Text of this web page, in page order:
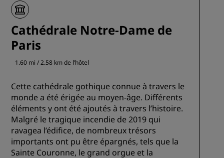
Cathédrale Notre-Dame de
Paris
1.60 mi / 2.58 km de l’hôtel
Cette cathédrale gothique connue à travers le
monde a été érigée au moyen-âge. Différents
éléments y ont été ajoutés à travers l’histoire.
Malgré le tragique incendie de 2019 qui
ravagea l’édifice, de nombreux trésors
importants ont pu être épargnés, tels que la
Sainte Couronne, le grand orgue et la